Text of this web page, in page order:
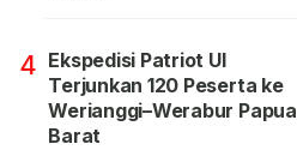
4 Ekspedisi Patriot UI
Terjunkan 120 Peserta ke
Werianggi–Werabur Papua
Barat